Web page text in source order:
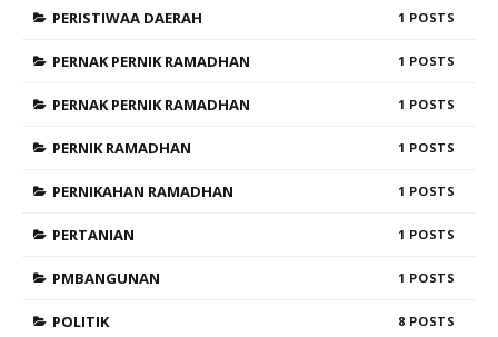
PERISTIWAA DAERAH 1
PERNAK PERNIK RAMADHAN 1
PERNAK PERNIK RAMADHAN 1
PERNIK RAMADHAN 1
PERNIKAHAN RAMADHAN 1
PERTANIAN 1
PMBANGUNAN 1
POLITIK 8